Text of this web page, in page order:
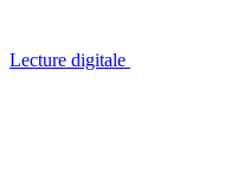
Lecture digitale